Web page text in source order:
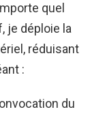
quel
je déploie la
réduisant
:
du